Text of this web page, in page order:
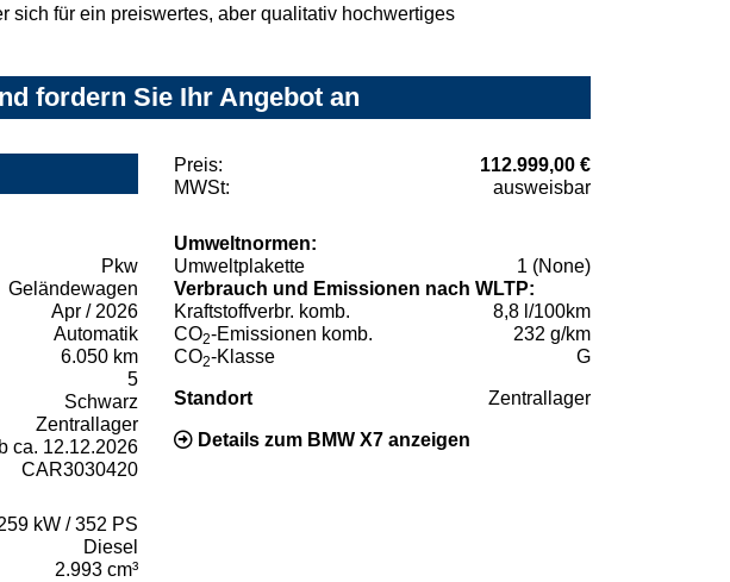
sich für ein preiswertes, aber qualitativ hochwertiges
fordern Sie Ihr Angebot an
Preis:
112.999,00 €
MWSt:
ausweisbar
Pkw
Geländewagen
Apr / 2026
Automatik
6.050 km
5
Schwarz
Zentrallager
ca. 12.12.2026
CAR3030420
kW / 352 PS
Diesel
2.993 cm³
Umweltnormen:
Umweltplakette
1 (None)
Verbrauch und Emissionen nach WLTP:
Kraftstoffverbr. komb.
8,8 l/100km
CO2-Emissionen komb.
232 g/km
CO2-Klasse G
Standort Zentrallager
Details zum BMW X7 anzeigen